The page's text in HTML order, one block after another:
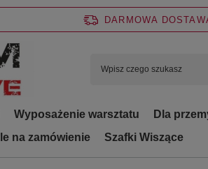
DARMOWA
Wyposażenie warsztatu Dla
na zamówienie Szafki Wiszące